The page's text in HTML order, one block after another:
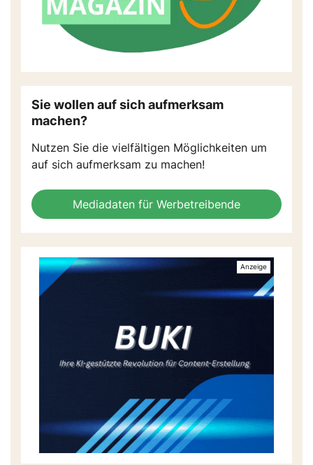
Sie wollen auf sich aufmerksam
machen?
Nutzen Sie die vielfältigen Möglichkeiten um
auf sich aufmerksam zu machen!
Mediadaten für Werbetreibende